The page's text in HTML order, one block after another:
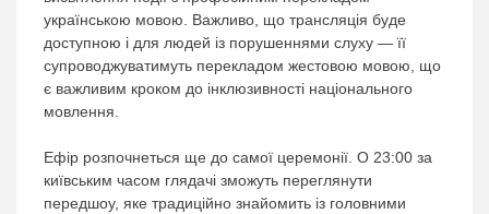
українською мовою. Важливо, що трансляція буде
доступною і для людей із порушеннями слуху — її
супроводжуватимуть перекладом жестовою мовою, що
є важливим кроком до інклюзивності національного
мовлення.
Ефір розпочнеться ще до самої церемонії. О 23:00 за
київським часом глядачі зможуть переглянути
передшоу, яке традиційно знайомить із головними